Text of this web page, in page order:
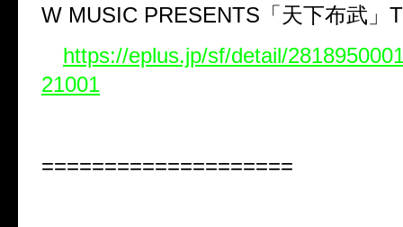
W MUSIC PRESENTS 「天下布武」
https://eplus.jp/sf/detail/
21001
====================